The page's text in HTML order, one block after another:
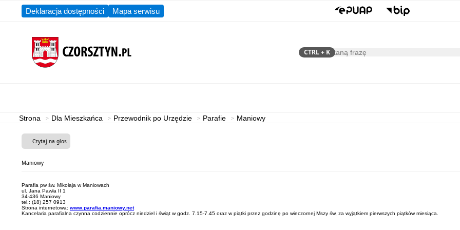
Deklaracja dostępności Mapa serwisu
Szukaj
CTRL+ K
Strona Dla Mieszkańca Przewodnik po Urzędzie Parafie Maniowy
Czytaj na głos
Maniowy
Parafia pw św. Mikołaja w Maniowach
ul. Jana Pawła II 1
34-436 Maniowy
tel.: (18) 257 0913
Strona internetowa: www.parafia.maniowy.net
Kancelaria parafialna czynna codziennie oprócz niedziel i świąt w godz. 7.15-7.45 oraz w piątki przez godzinę po wieczornej Mszy św, za wyjątkiem pierwszych piątków miesiąca.